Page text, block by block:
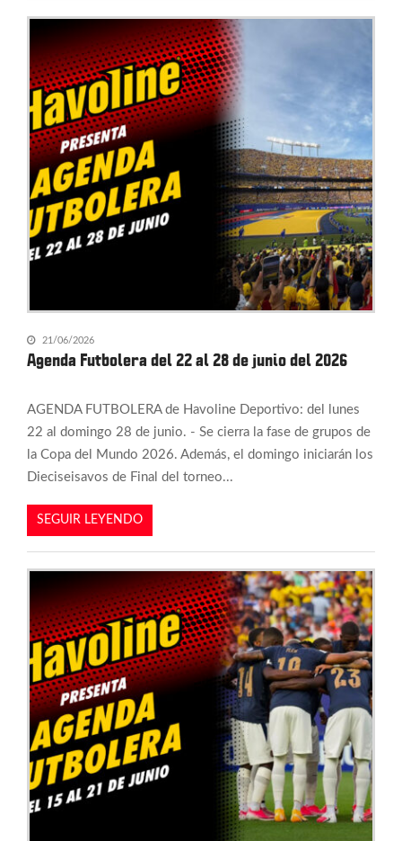
21/06/2026
Agenda Futbolera del 22 al 28 de junio del 2026
AGENDA FUTBOLERA de Havoline Deportivo: del lunes
22 al domingo 28 de junio. - Se cierra la fase de grupos de
la Copa del Mundo 2026. Además, el domingo iniciarán los
Dieciseisavos de Final del torneo...
SEGUIR LEYENDO